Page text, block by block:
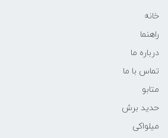
خانه
راهنما
درباره ما
تماس با ما
متابو
حدید برش
میلواکی